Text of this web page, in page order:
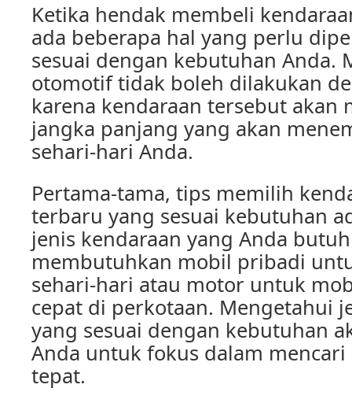
Ketika hendak membeli
ada beberapa hal yang perlu
sesuai dengan kebutuhan Anda.
otomotif tidak boleh dilakukan
karena kendaraan tersebut akan
jangka panjang yang akan
sehari-hari Anda.
Pertama-tama, tips memilih
terbaru yang sesuai kebutuhan
jenis kendaraan yang Anda
membutuhkan mobil pribadi
sehari-hari atau motor untuk
cepat di perkotaan. Mengetahui
yang sesuai dengan kebutuhan
Anda untuk fokus dalam
tepat.